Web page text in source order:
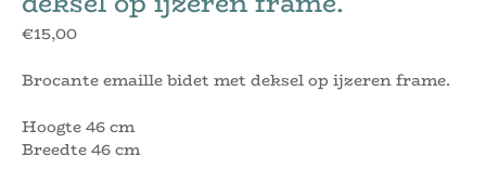
€15,00
Brocante emaille bidet met deksel op ijzeren frame.
Hoogte 46 cm
Breedte 46 cm